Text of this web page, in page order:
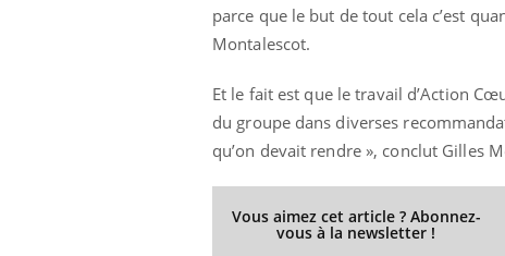
parce que le but de tout cela c’est
Montalescot.
Et le fait est que le travail d’Action
du groupe dans diverses
qu’on devait rendre », conclut Gilles
Vous aimez cet article ? Abonnez-
vous à la newsletter !